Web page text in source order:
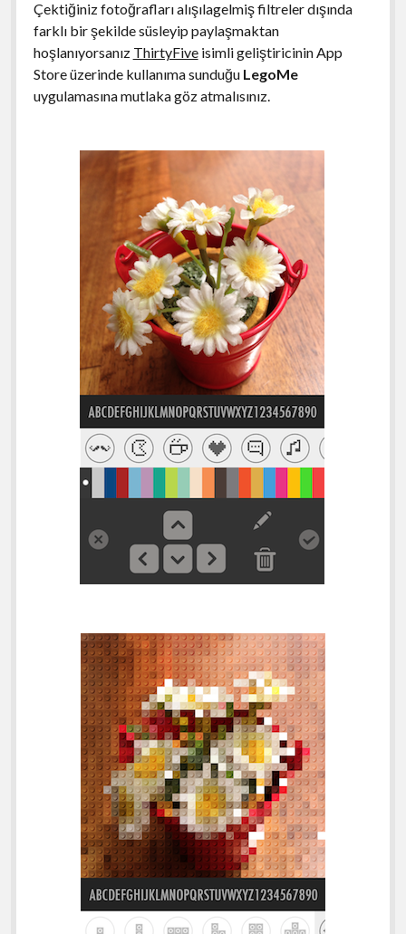
Çektiğiniz fotoğrafları alışılagelmiş filtreler dışında
farklı bir şekilde süsleyip paylaşmaktan
hoşlanıyorsanız ThirtyFiveisimli geliştiricinin App
Store üzerinde kullanıma sunduğu LegoMe
uygulamasına mutlaka göz atmalısınız.